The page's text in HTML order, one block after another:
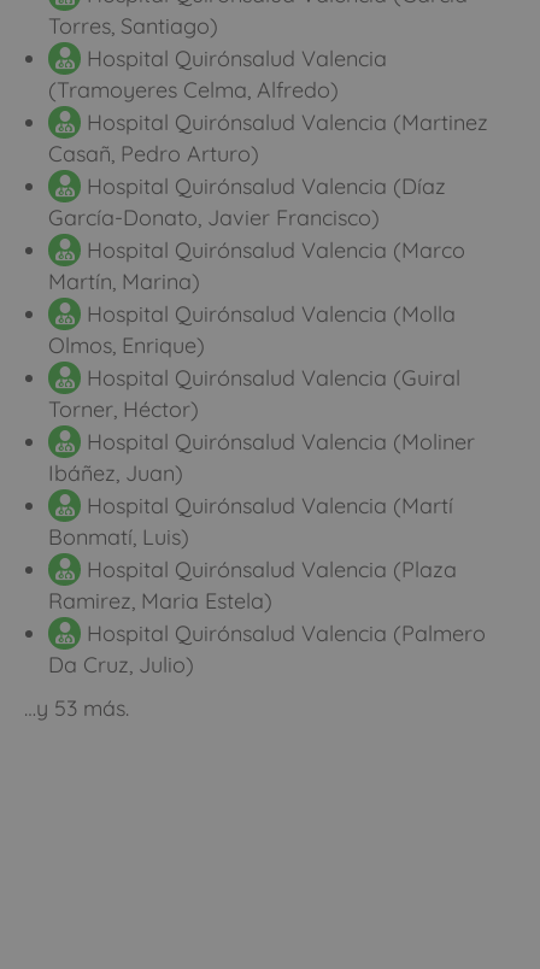
Torres, Santiago)
Hospital Quirónsalud Valencia
(Tramoyeres Celma, Alfredo)
Hospital Quirónsalud Valencia (Martinez
Casañ, Pedro Arturo)
Hospital Quirónsalud Valencia (Díaz
García-Donato, Javier Francisco)
Hospital Quirónsalud Valencia (Marco
Martín, Marina)
Hospital Quirónsalud Valencia (Molla
Olmos, Enrique)
Hospital Quirónsalud Valencia (Guiral
Torner, Héctor)
Hospital Quirónsalud Valencia (Moliner
Ibáñez, Juan)
Hospital Quirónsalud Valencia (Martí
Bonmatí, Luis)
Hospital Quirónsalud Valencia (Plaza
Ramirez, Maria Estela)
Hospital Quirónsalud Valencia (Palmero
Da Cruz, Julio)
…y 53 más.